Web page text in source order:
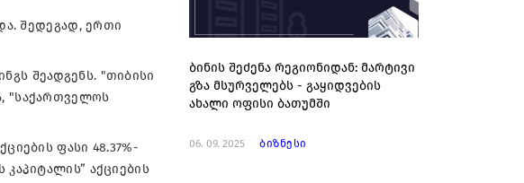
შედეგად, ერთი
შეადგენს. "თიბისი
"საქართველოს
ფასი 48.37%-
აქციების
ბინის შეძენა რეგიონიდან: მარტივი
გზა მსურველებს - გაყიდვების
ახალი ოფისი ბათუმში
06. 09. 2025 ბიზნესი